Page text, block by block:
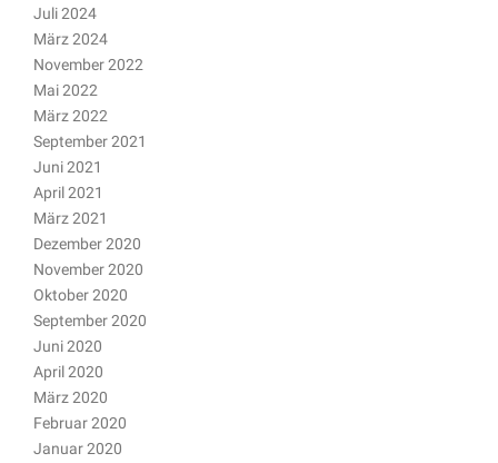
Juli 2024
März 2024
November 2022
Mai 2022
März 2022
September 2021
Juni 2021
April 2021
März 2021
Dezember 2020
November 2020
Oktober 2020
September 2020
Juni 2020
April 2020
März 2020
Februar 2020
Januar 2020